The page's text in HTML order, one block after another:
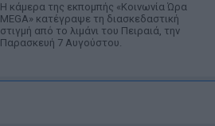
Η κάμερα της εκπομπής «Κοινωνία Ώρα
MEGA» κατέγραψε τη διασκεδαστική
στιγμή από το λιμάνι του Πειραιά, την
Παρασκευή 7 Αυγούστου.